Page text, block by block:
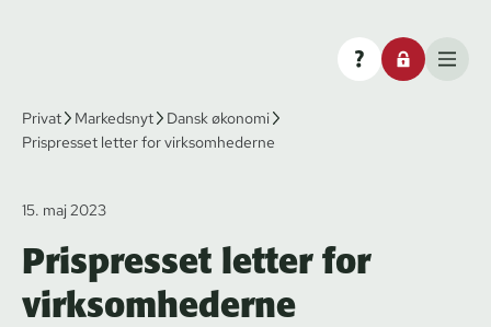
Privat Markedsnyt
Dansk økonomi
Prispresset letter for virksomhederne
15. maj 2023
Prispresset letter for
virksomhederne